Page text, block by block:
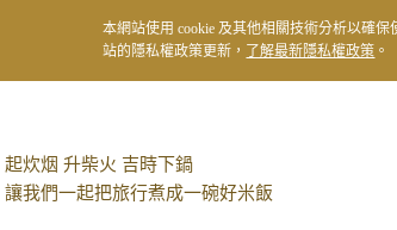
起炊烟 升柴火 吉時下鍋
讓我們一起把旅行煮成一碗好米飯
本網站使用 cookie 及其他相關技術分析以確
站的隱私權政策更新，
了解最新隱私權政策 。